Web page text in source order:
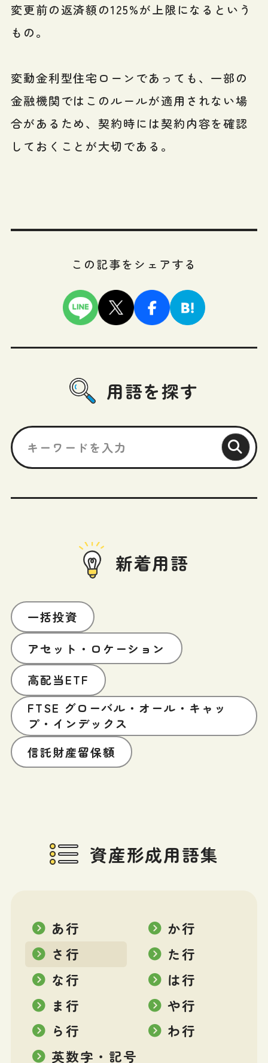
変更前の返済額の125%が上限になるという
もの。
変動金利型住宅ローンであっても、一部の
金融機関ではこのルールが適用されない場
合があるため、契約時には契約内容を確認
しておくことが大切である。
この記事をシェアする
用語を探す
新着用語
一括投資
アセット・ロケーション
高配当ETF
FTSE グローバル・オール・キャッ
プ・インデックス
信託財産留保額
資産形成用語集
あ行
か行
さ行
た行
な行
は行
ま行
や行
ら行
わ行
英数字・記号